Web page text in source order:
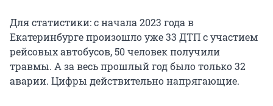
Для статистики: с начала 2023 года в
Екатеринбурге произошло уже 33 ДТП с участием
рейсовых автобусов, 50 человек получили
травмы. А за весь прошлый год было только 32
аварии. Цифры действительно напрягающие.